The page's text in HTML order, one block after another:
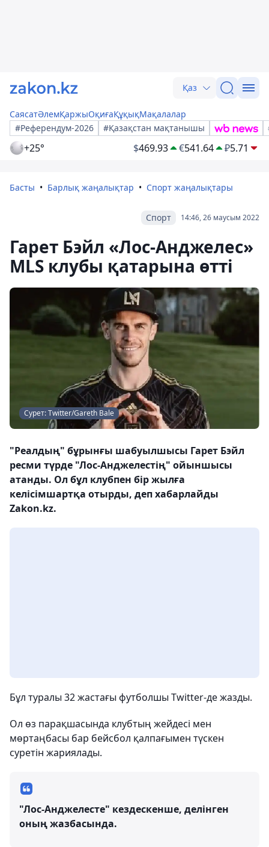
Қаз
СаясатӘлемҚаржыОқиғаҚұқықМақалалар
#Референдум-2026
#Қазақстан мақтанышы
+25° $469.93 €541.64 ₽5.71
Басты Барлық жаңалықтар Спорт жаңалықтары
14:46, 26 маусым 2022
Спорт
Гарет Бэйл «Лос-Анджелес»
MLS клубы қатарына өтті
Сурет: Twitter/Gareth Bale
"Реалдың" бұрынғы шабуылшысы Гарет Бэйл
ресми түрде "Лос-Анджелестің" ойыншысы
атанды. Ол бұл клубпен бір жылға
келісімшартқа отырды, деп хабарлайды
Zakon.kz.
Бұл туралы 32 жастағы футболшы Twitter-де жазды.
Ол өз парақшасында клубтың жейдесі мен
мөртаңбасы бар бейсбол қалпағымен түскен
суретін жариялады.
"Лос-Анджелесте" кездескенше, делінген
оның жазбасында.